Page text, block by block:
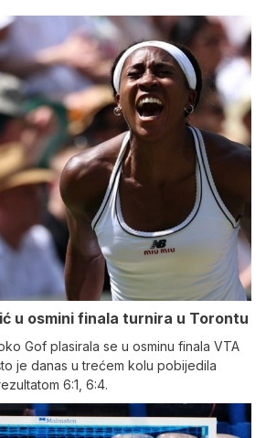
u osmini finala turnira u Torontu
Gof plasirala se u osminu finala VTA
je danas u trećem kolu pobijedila
6:1, 6:4.